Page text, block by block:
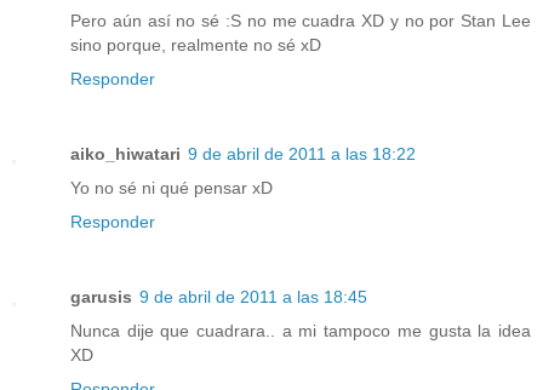
Pero aún así no sé :S no me cuadra XD y no por Stan Lee
sino porque, realmente no sé xD
Responder
aiko_hiwatari 9 de abril de 2011 a las 18:22
Yo no sé ni qué pensar xD
Responder
garusis 9 de abril de 2011 a las 18:45
Nunca dije que cuadrara.. a mi tampoco me gusta la idea
XD